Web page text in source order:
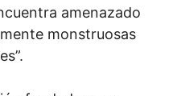
amenazado
monstruosas